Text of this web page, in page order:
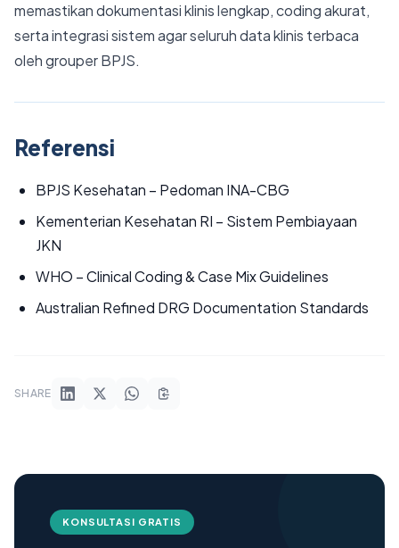
memastikan dokumentasi klinis lengkap, coding akurat,
serta integrasi sistem agar seluruh data klinis terbaca
oleh grouper BPJS.
Referensi
BPJS Kesehatan – Pedoman INA-CBG
Kementerian Kesehatan RI – Sistem Pembiayaan
JKN
WHO – Clinical Coding & Case Mix Guidelines
Australian Refined DRG Documentation Standards
SHARE
KONSULTASI GRATIS